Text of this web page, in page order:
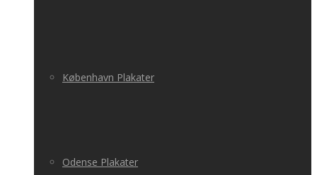
København Plakater
Odense Plakater